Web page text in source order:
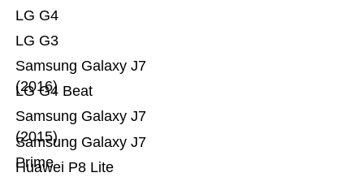
Huawei P8 Lite
Samsung Galaxy J7
Prime
Samsung Galaxy J7
(2015)
LG G4 Beat
Samsung Galaxy J7
(2016)
LG G3
LG G4